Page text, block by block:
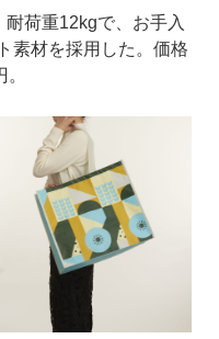
荷重12kgで、お手入
素材を採用した。価格